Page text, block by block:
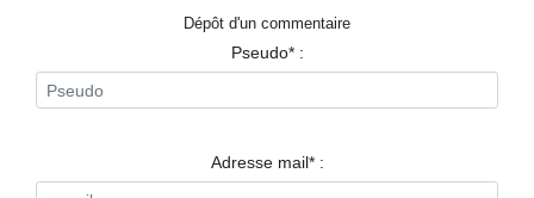
SPORTS
RESTAURANTS
Dépôt d'un commentaire
Pseudo* :
Adresse mail* :